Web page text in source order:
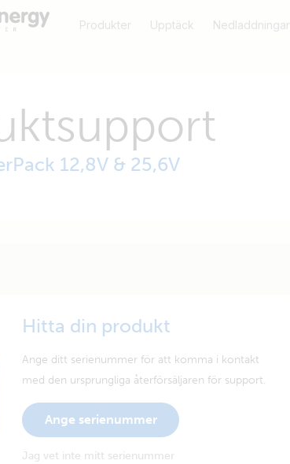
Produkter Upptäck Nedladdningar
12,8V & 25,6V
Hitta din produkt
Ange ditt serienummer för att komma i kontakt
med den ursprungliga återförsäljaren för support.
Ange serienummer
Jag vet inte mitt serienummer